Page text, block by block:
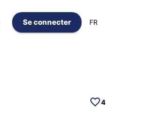
Se connecter FR
4